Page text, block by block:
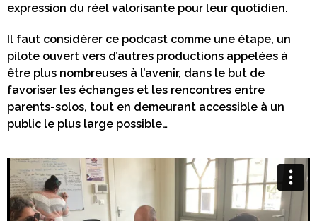
expression du réel valorisante pour leur quotidien.
Il faut considérer ce podcast comme une étape, un
pilote ouvert vers d’autres productions appelées à
être plus nombreuses à l’avenir, dans le but de
favoriser les échanges et les rencontres entre
parents-solos, tout en demeurant accessible à un
public le plus large possible…